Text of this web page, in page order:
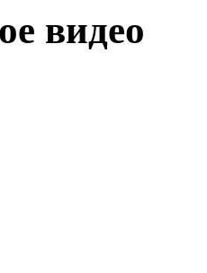
видео